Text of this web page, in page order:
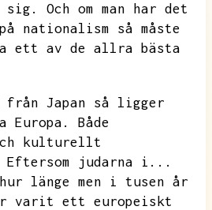
sig.
Och om man har det
nationalism så måste
ett av de allra bästa
Japan så ligger
Europa.
Både
kulturellt
Eftersom judarna i...
länge men i tusen år
varit ett europeiskt